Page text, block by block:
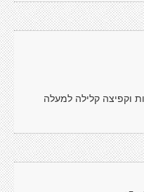
וקפיצה קלילה למעלה